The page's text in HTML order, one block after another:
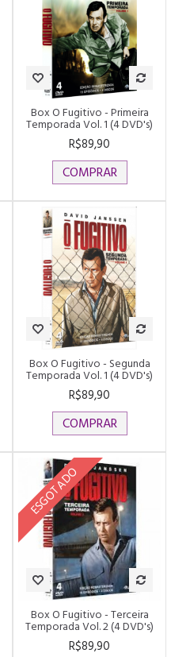
Box O Fugitivo - Primeira
Temporada Vol. 1 (4 DVD's)
R$89,90
COMPRAR
Box O Fugitivo - Segunda
Temporada Vol. 1 (4 DVD's)
R$89,90
COMPRAR
ESGOTADO
Box O Fugitivo - Terceira
Temporada Vol. 2 (4 DVD's)
R$89,90